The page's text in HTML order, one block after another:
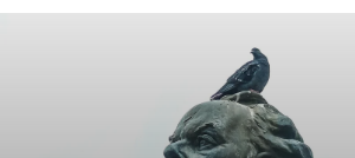
Недвижимость и ЖКХ
Образование